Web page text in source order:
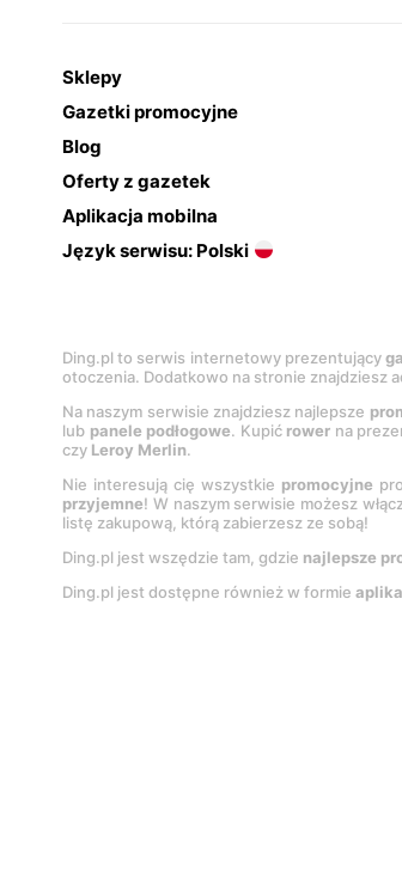
Sklepy
Gazetki promocyjne
Blog
Oferty z gazetek
Aplikacja mobilna
Język serwisu: Polski
Ding.pl to serwis internetowy prezentujący
otoczenia. Dodatkowo na stronie znajdziesz
Na naszym serwisie znajdziesz najlepsze
lub panele podłogowe. Kupić rower na
czy Leroy Merlin.
Nie interesują cię wszystkie promocyjne
przyjemne! W naszym serwisie możesz
listę zakupową, którą zabierzesz ze sobą!
Ding.pl jest wszędzie tam, gdzie najlepsze
Ding.pl jest dostępne również w formie